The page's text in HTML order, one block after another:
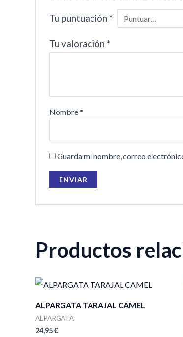
Tu puntuación *
Tu valoración *
Nombre*
Guarda mi nombre, correo
Productos
ALPARGATA TARAJAL CAMEL
ALPARGATA
24,95€